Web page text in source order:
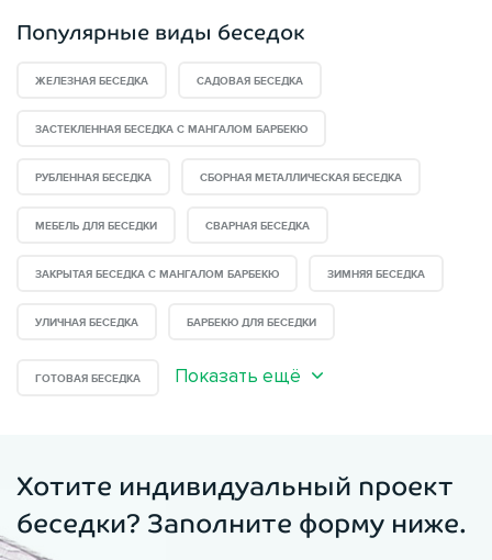
Популярные виды беседок
ЖЕЛЕЗНАЯ БЕСЕДКА САДОВАЯ БЕСЕДКА
ЗАСТЕКЛЕННАЯ БЕСЕДКА С МАНГАЛОМ БАРБЕКЮ
РУБЛЕННАЯ БЕСЕДКА СБОРНАЯ МЕТАЛЛИЧЕСКАЯ БЕСЕДКА
МЕБЕЛЬ ДЛЯ БЕСЕДКИ СВАРНАЯ БЕСЕДКА
ЗАКРЫТАЯ БЕСЕДКА С МАНГАЛОМ БАРБЕКЮ ЗИМНЯЯ БЕСЕДКА
УЛИЧНАЯ БЕСЕДКА БАРБЕКЮ ДЛЯ БЕСЕДКИ
ГОТОВАЯ БЕСЕДКА Показать ещё
Хотите индивидуальный проект
беседки? Заполните форму ниже.